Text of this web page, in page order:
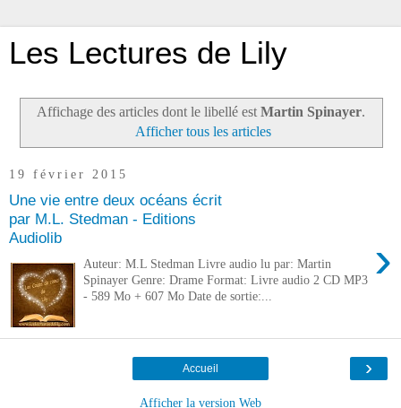
Les Lectures de Lily
Affichage des articles dont le libellé est Martin Spinayer.
Afficher tous les articles
19 février 2015
Une vie entre deux océans écrit
par M.L. Stedman - Editions
Audiolib
›
Auteur: M.L Stedman Livre audio lu par: Martin
Spinayer Genre: Drame Format: Livre audio 2 CD MP3
- 589 Mo + 607 Mo Date de sortie:...
›
Accueil
Afficher la version Web